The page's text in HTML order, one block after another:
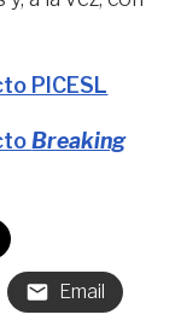
PICESL
Breaking
Email